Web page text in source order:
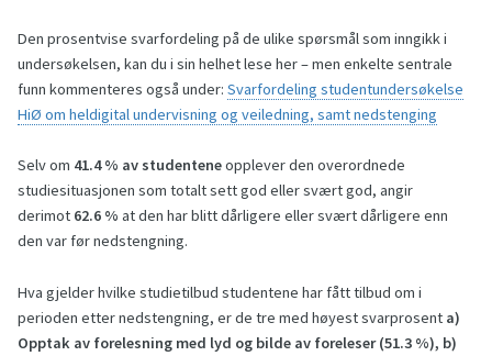
Den prosentvise svarfordeling på de ulike spørsmål som inngikk i
undersøkelsen, kan du i sin helhet lese her – men enkelte sentrale
funn kommenteres også under: Svarfordeling studentundersøkelse
HiØ om heldigital undervisning og veiledning, samt nedstenging
Selv om 41.4 % av studenteneopplever den overordnede
studiesituasjonen som totalt sett god eller svært god, angir
derimot 62.6 % at den har blitt dårligere eller svært dårligere enn
den var før nedstengning.
Hva gjelder hvilke studietilbud studentene har fått tilbud om i
perioden etter nedstengning, er de tre med høyest svarprosent a)
Opptak av forelesning med lyd og bilde av foreleser (51.3 %), b)